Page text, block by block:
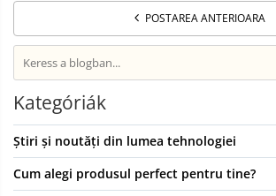
POSTAREA ANTERIOARA
Kategóriák
Știri și noutăți din lumea tehnologiei
Cum alegi produsul perfect pentru tine?